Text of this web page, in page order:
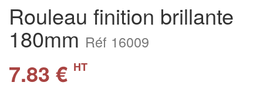
Rouleau finition brillante
180mm Réf 16009
7.83 € HT